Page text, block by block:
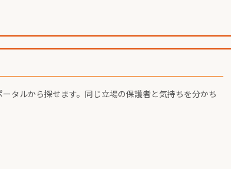
タルから探せます。同じ立場の保護者と気持ちを分かち